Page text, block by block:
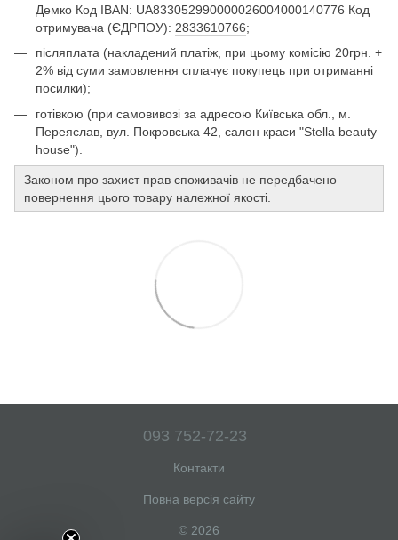
Демко Код IBAN: UA833052990000026004000140776 Код
отримувача (ЄДРПОУ): 2833610766;
післяплата (накладений платіж, при цьому комісію 20грн. +
2% від суми замовлення сплачує покупець при отриманні
посилки);
готівкою (при самовивозі за адресою Київська обл., м.
Переяслав, вул. Покровська 42, салон краси "Stella beauty
house").
Законом про захист прав споживачів не передбачено
повернення цього товару належної якості.
093 752-72-23
Контакти
Повна версія сайту
© 2026